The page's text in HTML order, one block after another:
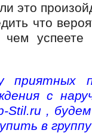
это
что
успеете
с
Stil.ru ,
в